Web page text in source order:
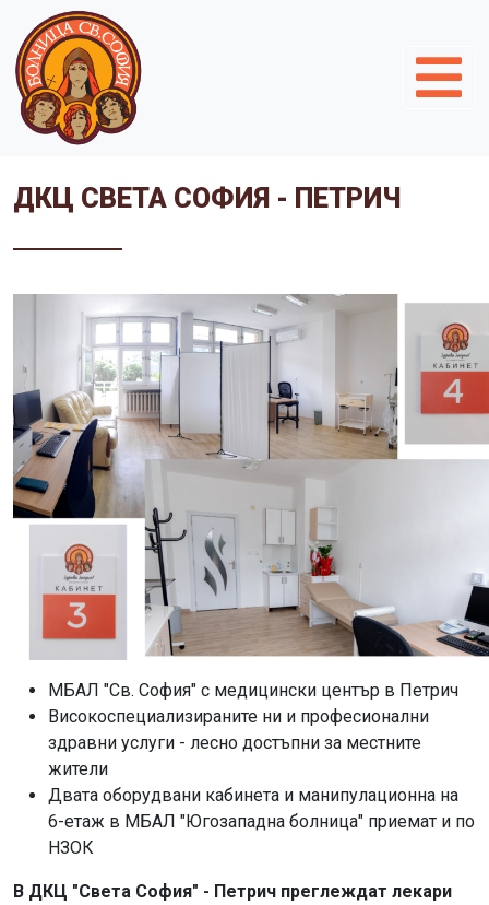
ДКЦ СВЕТА СОФИЯ - ПЕТРИЧ
МБАЛ "Св. София" с медицински център в Петрич
Високоспециализираните ни и професионални
здравни услуги - лесно достъпни за местните
жители
Двата оборудвани кабинета и манипулационна на
6-етаж в МБАЛ "Югозападна болница" приемат и по
НЗОК
В ДКЦ "Света София" - Петрич преглеждат лекари